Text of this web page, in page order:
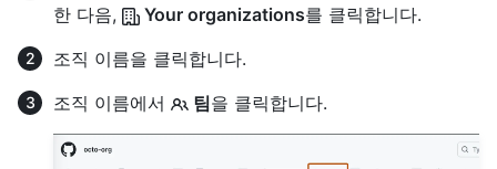
한 다음,
Your organizations를 클릭합니다.
조직 이름을 클릭합니다.
조직 이름에서
팀을 클릭합니다.